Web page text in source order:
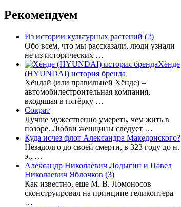
Рекомендуем
Из истории культурных растений (2)
Обо всем, что мы рассказали, люди узнали
не из исторических …
Хёнде
(HYUNDAI) история бренда
Хёндай (или правильней Хёнде) –
автомобилестроительная компания,
входящая в пятёрку …
Сократ
Лучше мужественно умереть, чем жить в
позоре. Любви женщины следует …
Куда исчез флот Александра Македонского?
Незадолго до своей смерти, в 323 году до н.
э., …
Александр Николаевич Лодыгин и Павел
Николаевич Яблочков (3)
Как известно, еще М. В. Ломоносов
сконструировал на принципе геликоптера
…